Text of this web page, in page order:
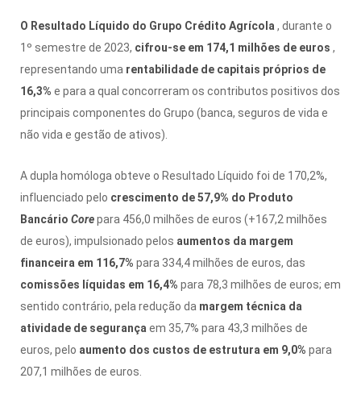
O Resultado Líquido do Grupo Crédito Agrícola , durante o
1º semestre de 2023, cifrou-se em 174,1 milhões de euros ,
representando uma rentabilidade de capitais próprios de
16,3% e para a qual concorreram os contributos positivos dos
principais componentes do Grupo (banca, seguros de vida e
não vida e gestão de ativos).
A dupla homóloga obteve o Resultado Líquido foi de 170,2%,
influenciado pelo crescimento de 57,9% do Produto
Bancário Corepara 456,0 milhões de euros (+167,2 milhões
de euros), impulsionado pelos aumentos da margem
financeira em 116,7% para 334,4 milhões de euros, das
comissões líquidas em 16,4% para 78,3 milhões de euros; em
sentido contrário, pela redução da margem técnica da
atividade de segurança em 35,7% para 43,3 milhões de
euros, pelo aumento dos custos de estrutura em 9,0% para
207,1 milhões de euros.